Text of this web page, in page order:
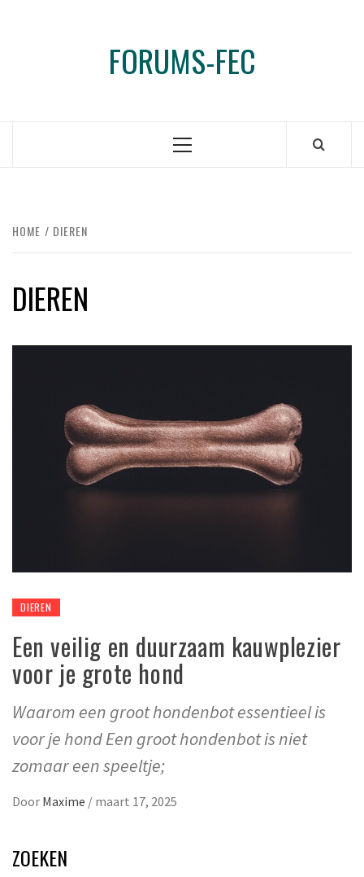
FORUMS-FEC
Primair
HOME DIEREN
DIEREN
DIEREN
Een veilig en duurzaam kauwplezier
voor je grote hond
Waarom een groot hondenbot essentieel is
voor je hond Een groot hondenbot is niet
zomaar een speeltje;
Door Maxime / maart 17, 2025
ZOEKEN